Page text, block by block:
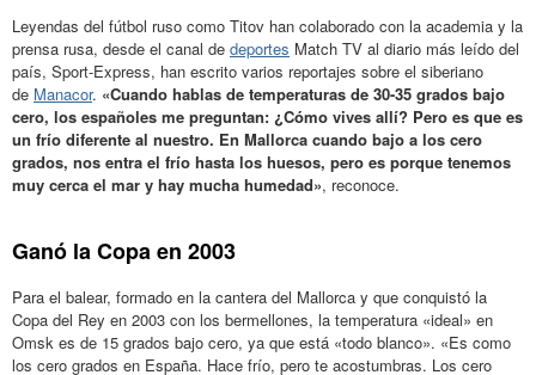
Leyendas del fútbol ruso como Titov han colaborado con la academia y la
prensa rusa, desde el canal de deportes Match TV al diario más leído del
país, Sport-Express, han escrito varios reportajes sobre el siberiano
de Manacor. «Cuando hablas de temperaturas de 30-35 grados bajo
cero, los españoles me preguntan: ¿Cómo vives allí? Pero es que es
un frío diferente al nuestro. En Mallorca cuando bajo a los cero
grados, nos entra el frío hasta los huesos, pero es porque tenemos
muy cerca el mar y hay mucha humedad», reconoce.
Ganó la Copa en 2003
Para el balear, formado en la cantera del Mallorca y que conquistó la
Copa del Rey en 2003 con los bermellones, la temperatura «ideal» en
Omsk es de 15 grados bajo cero, ya que está «todo blanco». «Es como
los cero grados en España. Hace frío, pero te acostumbras. Los cero